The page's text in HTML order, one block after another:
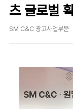
츠 글로벌
SM C&C 광고사업부문